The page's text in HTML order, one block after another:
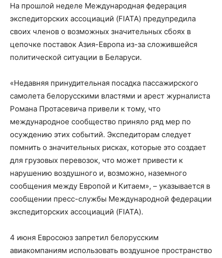
На прошлой неделе Международная федерация
экспедиторских ассоциаций (FIATA) предупредила
своих членов о возможных значительных сбоях в
цепочке поставок Азия-Европа из-за сложившейся
политической ситуации в Беларуси.
«Недавняя принудительная посадка пассажирского
самолета белорусскими властями и арест журналиста
Романа Протасевича привели к тому, что
международное сообщество приняло ряд мер по
осуждению этих событий. Экспедиторам следует
помнить о значительных рисках, которые это создает
для грузовых перевозок, что может привести к
нарушению воздушного и, возможно, наземного
сообщения между Европой и Китаем», – указывается в
сообщении пресс-службы Международной федерации
экспедиторских ассоциаций (FIATA).
4 июня Евросоюз запретил белорусским
авиакомпаниям использовать воздушное пространство